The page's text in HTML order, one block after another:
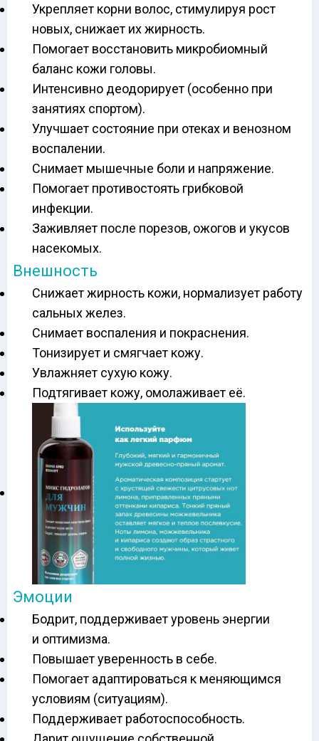
Укрепляет корни волос, стимулируя рост
новых, снижает их жирность.
Помогает восстановить микробиомный
баланс кожи головы.
Интенсивно деодорирует (особенно при
занятиях спортом).
Улучшает состояние при отеках и венозном
воспалении.
Снимает мышечные боли и напряжение.
Помогает противостоять грибковой
инфекции.
Заживляет после порезов, ожогов и укусов
насекомых.
Внешность
Снижает жирность кожи, нормализует работу
сальных желез.
Снимает воспаления и покраснения.
Тонизирует и смягчает кожу.
Увлажняет сухую кожу.
Подтягивает кожу, омолаживает её.
Эмоции
Бодрит, поддерживает уровень энергии
и оптимизма.
Повышает уверенность в себе.
Помогает адаптироваться к меняющимся
условиям (ситуациям).
Поддерживает работоспособность.